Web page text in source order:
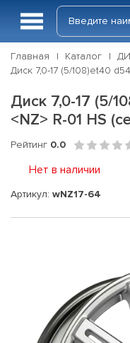
Главная Каталог
Диск 7,0-17 (5/108)et40
Диск 7,0-17 (5/
<NZ> R-01 HS
Рейтинг 0.0
Нет в наличии
Артикул: wNZ17-64